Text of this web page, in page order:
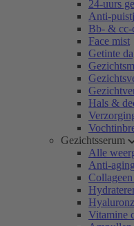
24-uurs
Anti-
Bb- & cc-
Face mist
Getinte
Hals &
Gezichtsserum
Alle
Anti-
Vitamine